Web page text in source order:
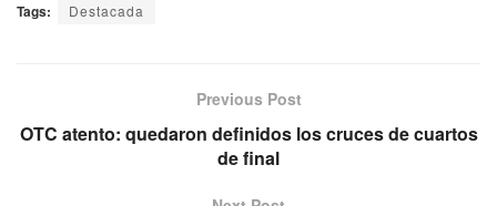
Tags: Destacada
Previous Post
OTC atento: quedaron definidos los cruces de cuartos
de final